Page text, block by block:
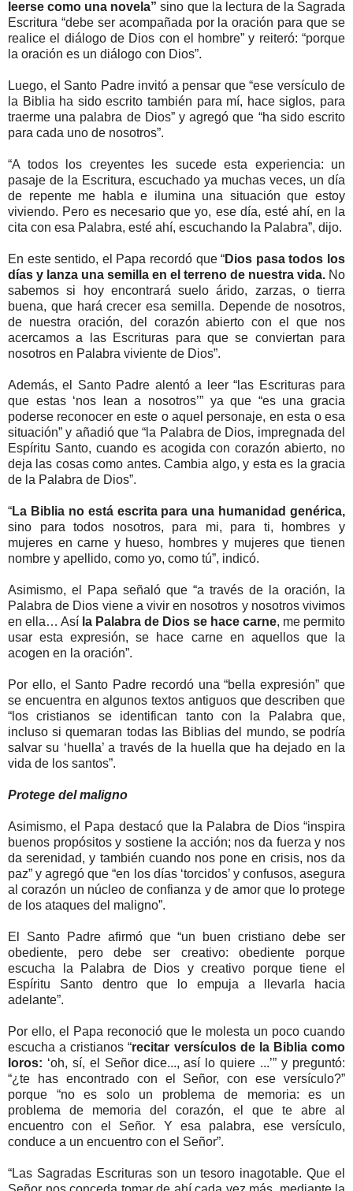
leerse como una novela” sino que la lectura de la Sagrada
Escritura “debe ser acompañada por la oración para que se
realice el diálogo de Dios con el hombre” y reiteró: “porque
la oración es un diálogo con Dios”.
Luego, el Santo Padre invitó a pensar que “ese versículo de
la Biblia ha sido escrito también para mí, hace siglos, para
traerme una palabra de Dios” y agregó que “ha sido escrito
para cada uno de nosotros”.
“A todos los creyentes les sucede esta experiencia: un
pasaje de la Escritura, escuchado ya muchas veces, un día
de repente me habla e ilumina una situación que estoy
viviendo. Pero es necesario que yo, ese día, esté ahí, en la
cita con esa Palabra, esté ahí, escuchando la Palabra”, dijo.
En este sentido, el Papa recordó que “Dios pasa todos los
días y lanza una semilla en el terreno de nuestra vida. No
sabemos si hoy encontrará suelo árido, zarzas, o tierra
buena, que hará crecer esa semilla. Depende de nosotros,
de nuestra oración, del corazón abierto con el que nos
acercamos a las Escrituras para que se conviertan para
nosotros en Palabra viviente de Dios”.
Además, el Santo Padre alentó a leer “las Escrituras para
que estas ‘nos lean a nosotros’” ya que “es una gracia
poderse reconocer en este o aquel personaje, en esta o esa
situación” y añadió que “la Palabra de Dios, impregnada del
Espíritu Santo, cuando es acogida con corazón abierto, no
deja las cosas como antes. Cambia algo, y esta es la gracia
de la Palabra de Dios”.
“La Biblia no está escrita para una humanidad genérica,
sino para todos nosotros, para mi, para ti, hombres y
mujeres en carne y hueso, hombres y mujeres que tienen
nombre y apellido, como yo, como tú”, indicó.
Asimismo, el Papa señaló que “a través de la oración, la
Palabra de Dios viene a vivir en nosotros y nosotros vivimos
en ella… Así la Palabra de Dios se hace carne, me permito
usar esta expresión, se hace carne en aquellos que la
acogen en la oración”.
Por ello, el Santo Padre recordó una “bella expresión” que
se encuentra en algunos textos antiguos que describen que
“los cristianos se identifican tanto con la Palabra que,
incluso si quemaran todas las Biblias del mundo, se podría
salvar su ‘huella’ a través de la huella que ha dejado en la
vida de los santos”.
Protege del maligno
Asimismo, el Papa destacó que la Palabra de Dios “inspira
buenos propósitos y sostiene la acción; nos da fuerza y nos
da serenidad, y también cuando nos pone en crisis, nos da
paz” y agregó que “en los días ‘torcidos’ y confusos, asegura
al corazón un núcleo de confianza y de amor que lo protege
de los ataques del maligno”.
El Santo Padre afirmó que “un buen cristiano debe ser
obediente, pero debe ser creativo: obediente porque
escucha la Palabra de Dios y creativo porque tiene el
Espíritu Santo dentro que lo empuja a llevarla hacia
adelante”.
Por ello, el Papa reconoció que le molesta un poco cuando
escucha a cristianos “recitar versículos de la Biblia como
loros: ‘oh, sí, el Señor dice..., así lo quiere ...’” y preguntó:
“¿te has encontrado con el Señor, con ese versículo?”
porque “no es solo un problema de memoria: es un
problema de memoria del corazón, el que te abre al
encuentro con el Señor. Y esa palabra, ese versículo,
conduce a un encuentro con el Señor”.
“Las Sagradas Escrituras son un tesoro inagotable. Que el